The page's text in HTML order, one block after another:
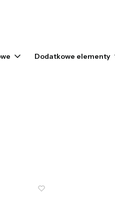
w koszyku: 0. Zobacz szczegóły
Dodatkowe elementy